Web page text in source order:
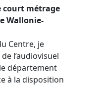
court métrage
Wallonie-
Centre, je
l’audiovisuel
le département
à la disposition